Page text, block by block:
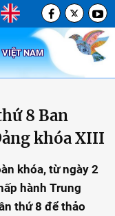
VIỆT NAM
8 Ban
khóa XIII
khóa, từ ngày 2
hành Trung
thứ 8 để thảo